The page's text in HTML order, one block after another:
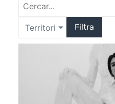
Territori Filtra